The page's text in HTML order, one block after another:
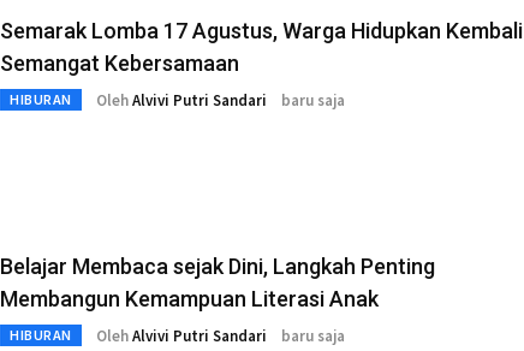
Semarak Lomba 17 Agustus, Warga Hidupkan Kembali
Semangat Kebersamaan
HIBURAN OlehAlvivi Putri Sandari baru saja
Belajar Membaca sejak Dini, Langkah Penting
Membangun Kemampuan Literasi Anak
HIBURAN OlehAlvivi Putri Sandari baru saja